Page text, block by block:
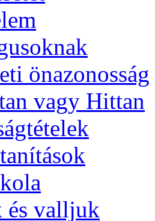
önazonosság
vagy Hittan
és valljuk